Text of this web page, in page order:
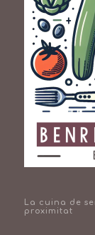
La cuina de
proximitat